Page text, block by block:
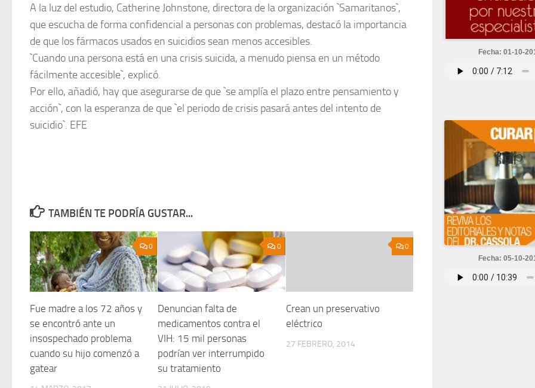
A la luz del estudio, Catherine Johnstone, directora de la organización `Samaritanos`,
que escucha de forma confidencial a personas con problemas, destacó la importancia
de que los fármacos usados en suicidios sean menos accesibles.
`Cuando una persona está en una crisis suicida, a menudo piensa en un método
fácilmente accesible`, explicó.
Por ello, añadió, hay que asegurarse de que `se amplía el plazo entre pensamiento y
acción`, con la esperanza de que `el periodo de crisis pasará antes del intento de
suicidio`. EFE
TAMBIÉN TE PODRÍA GUSTAR...
0
Fue madre a los 72 años y
se encontró ante un
insospechado problema
cuando su hijo comenzó a
gatear
0
Denuncian falta de
medicamentos contra el
VIH: 15 mil personas
podrían ver interrumpido
su tratamiento
0
Crean un preservativo
eléctrico
27 FEBRERO, 2014
Fecha: 01-10-
Fecha: 05-10-